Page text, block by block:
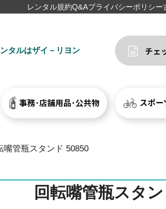
レンタル規約Q&Aプライバシーポリシー
タルはザイ－リヨン
嘴管瓶スタンド 50850
回転嘴管瓶スタ